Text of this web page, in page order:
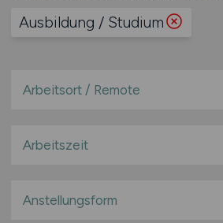
Ausbildung / Studium
Arbeitsort / Remote
Home-Office möglich / Hybrid
Remote aus dem Ausland möglich
Arbeitszeit
Teilzeit
Anstellungsform